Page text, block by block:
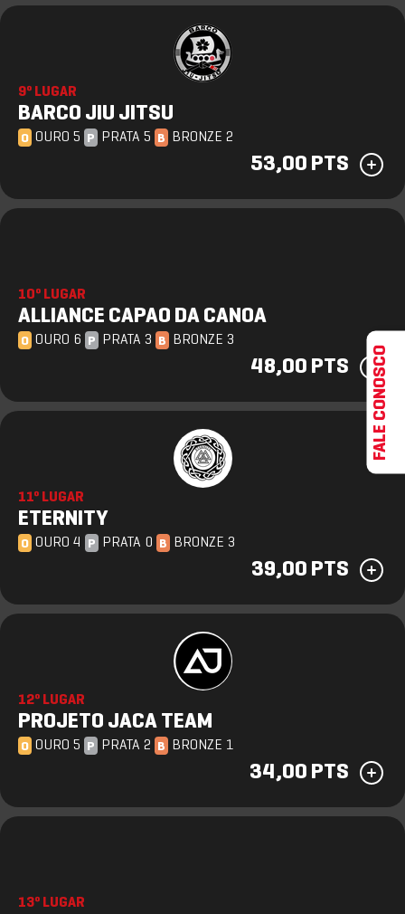
9º LUGAR
BARCO JIU JITSU
O OURO 5 P PRATA 5 B BRONZE 2
53,00 PTS
10º LUGAR
ALLIANCE CAPAO DA CANOA
O OURO 6 P PRATA 3 B BRONZE 3
48,00 PTS
11º LUGAR
ETERNITY
O OURO 4 P PRATA 0 B BRONZE 3
39,00 PTS
12º LUGAR
PROJETO JACA TEAM
O OURO 5 P PRATA 2 B BRONZE 1
34,00 PTS
13º LUGAR
FALE CONOSCO